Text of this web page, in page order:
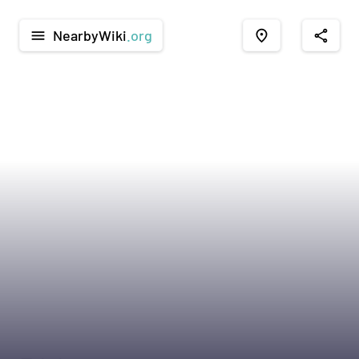
menu NearbyWiki .org place share